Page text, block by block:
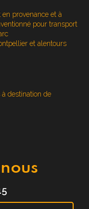
provenance et à
pour transport
et alentours
destination de